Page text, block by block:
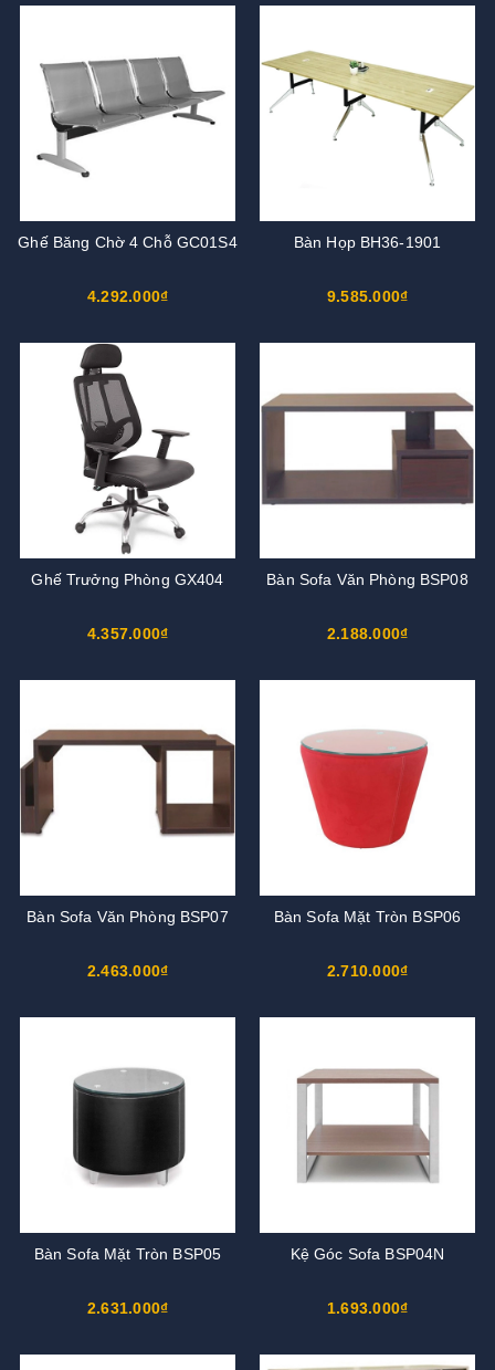
Ghế Băng Chờ 4 Chỗ GC01S4
4.292.000₫
Bàn Họp BH36-1901
9.585.000₫
Ghế Trưởng Phòng GX404
4.357.000₫
Bàn Sofa Văn Phòng BSP08
2.188.000₫
Bàn Sofa Văn Phòng BSP07
2.463.000₫
Bàn Sofa Mặt Tròn BSP06
2.710.000₫
Bàn Sofa Mặt Tròn BSP05
2.631.000₫
Kệ Góc Sofa BSP04N
1.693.000₫